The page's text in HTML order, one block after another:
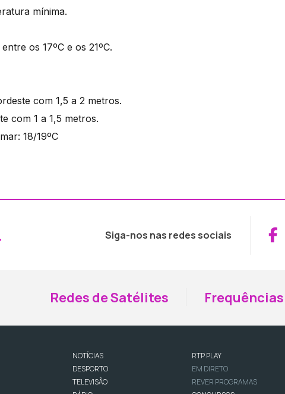
mínima.
os 17ºC e os 21ºC.
com 1,5 a 2 metros.
com 1 a 1,5 metros.
18/19ºC
Siga-nos nas redes sociais
Redes de Satélites Frequências
NOTÍCIAS
DESPORTO
TELEVISÃO
RTP PLAY
EM DIRETO
REVER PROGRAMAS